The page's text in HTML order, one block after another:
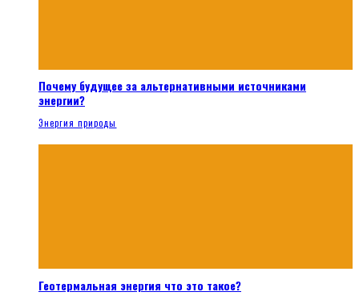
Почему будущее за альтернативными источниками
энергии?
Энергия природы
Геотермальная энергия что это такое?